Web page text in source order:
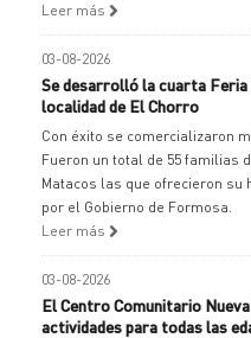
Leer más
03-08-2026
Se desarrolló la cuarta Feria
localidad de El Chorro
Con éxito se comercializaron
Fueron un total de 55 familias
Matacos las que ofrecieron su
por el Gobierno de Formosa.
Leer más
03-08-2026
El Centro Comunitario
actividades para todas las